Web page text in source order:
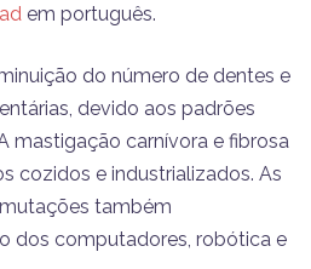
em português.
do número de dentes e
devido aos padrões
mastigação carnívora e fibrosa
cozidos e industrializados. As
também
dos computadores, robótica e